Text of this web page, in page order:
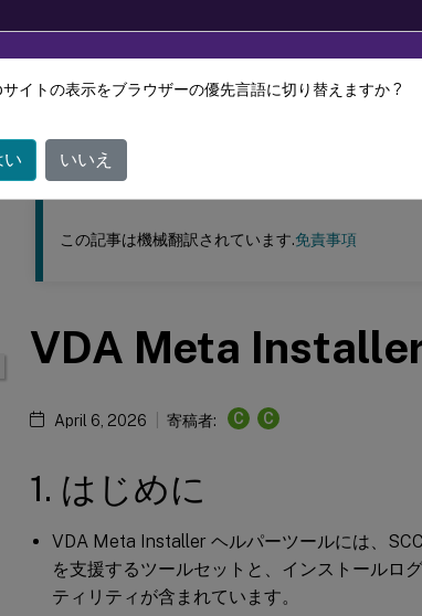
このコンテンツは動的に機械翻訳されています。
Citrix Virtual Apps and Desktops
この記事は機械翻訳されています.免責事項
VDA Meta
April 6, 2026 寄稿者: C C
1. はじめに
VDA Meta Installer ヘルパーツールには、
を支援するツールセットと、インストールロ
ティリティが含まれています。
サイトの表示をブラウザーの優先言語に切り替えますか ?
い いいえ